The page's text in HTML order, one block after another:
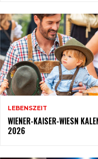
LEBENSZEIT
WIENER-KAISER-WIESN
2026